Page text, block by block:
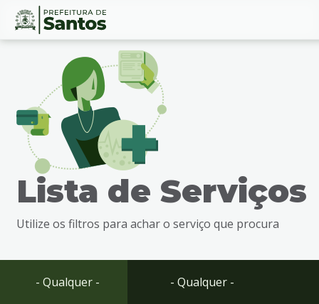
Ir
busca
Ir
Conteúdo
Lista de Serviços
Utilize os filtros para achar o serviço que procura
- Qualquer - - Qualquer -